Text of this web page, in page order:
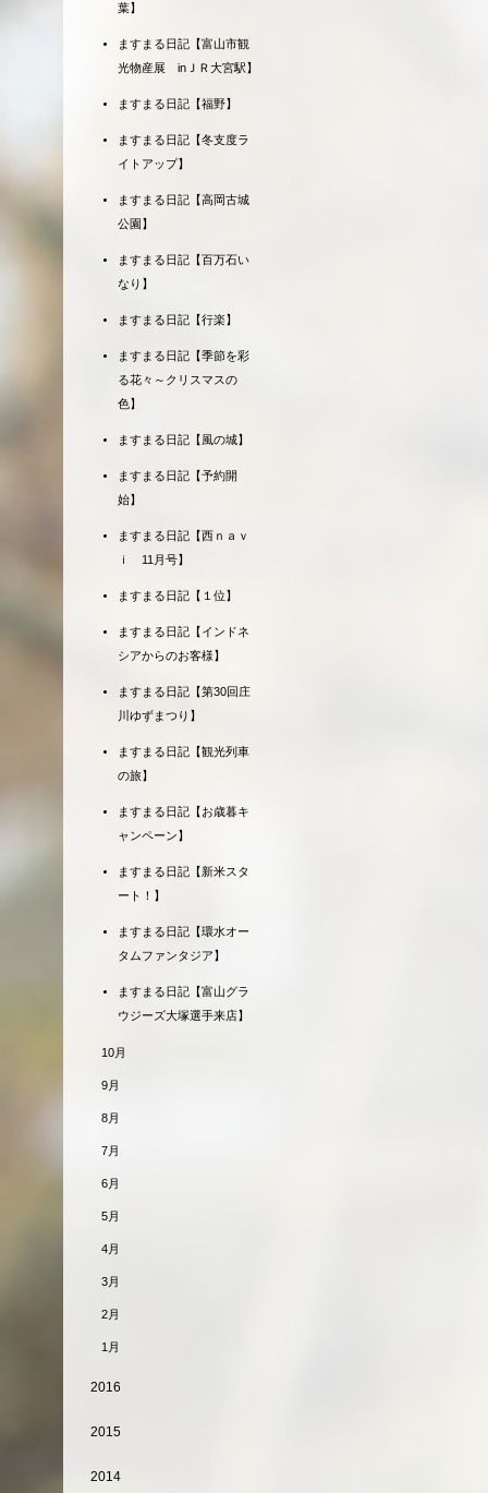
葉】
ますまる日記【富山市観
光物産展 inＪＲ大宮駅】
ますまる日記【福野】
ますまる日記【冬支度ラ
イトアップ】
ますまる日記【高岡古城
公園】
ますまる日記【百万石い
なり】
ますまる日記【行楽】
ますまる日記【季節を彩
る花々～クリスマスの
色】
ますまる日記【風の城】
ますまる日記【予約開
始】
ますまる日記【西ｎａｖ
ｉ 11月号】
ますまる日記【１位】
ますまる日記【インドネ
シアからのお客様】
ますまる日記【第30回庄
川ゆずまつり】
ますまる日記【観光列車
の旅】
ますまる日記【お歳暮キ
ャンペーン】
ますまる日記【新米スタ
ート！】
ますまる日記【環水オー
タムファンタジア】
ますまる日記【富山グラ
ウジーズ大塚選手来店】
10月
9月
8月
7月
6月
5月
4月
3月
2月
1月
2016
2015
2014